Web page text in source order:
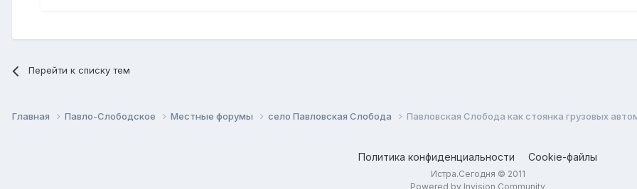
Перейти к списку тем
Главная Павло-Слободское Местные форумы село Павловская Слобода Павловская Слобода как стоянка грузовых
Политика конфиденциальности Cookie-файлы
Истра.Сегодня © 2011
Powered by Invision Community